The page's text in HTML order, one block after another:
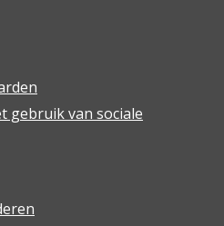
gebruik van sociale